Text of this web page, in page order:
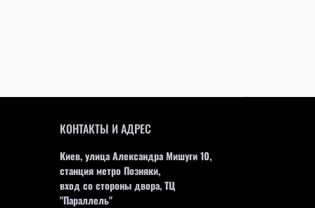
КОНТАКТЫ И АДРЕС
Киев, улица Александра Мишуги 10,
станция метро Позняки,
вход со стороны двора, ТЦ
"Параллель"